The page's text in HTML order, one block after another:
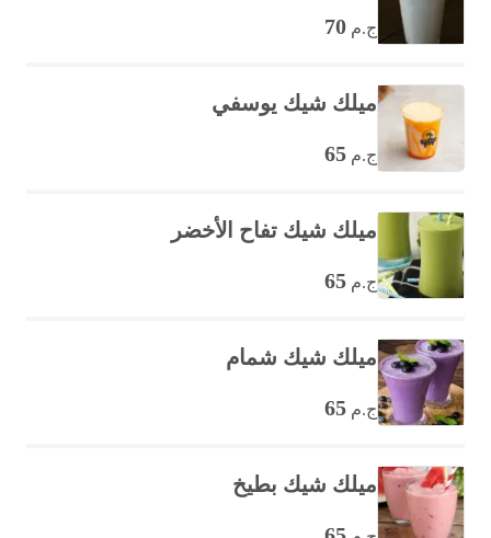
ج.م 70
ميلك شيك يوسفي
ج.م 65
ميلك شيك تفاح الأخضر
ج.م 65
ميلك شيك شمام
ج.م 65
ميلك شيك بطيخ